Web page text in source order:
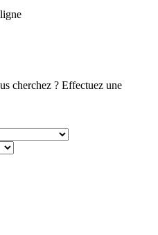
cherchez ? Effectuez une